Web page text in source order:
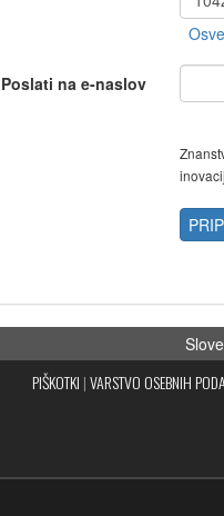
Poslati na e-naslov
PIŠKOTKI |VARSTVO OSEBNIH